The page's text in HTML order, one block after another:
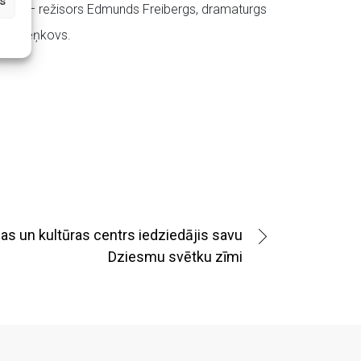
– režisors Edmunds Freibergs, dramaturgs
Seņkovs.
un kultūras centrs iedziedājis savu
Dziesmu svētku zīmi